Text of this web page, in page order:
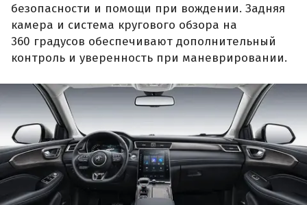
безопасности и помощи при вождении. Задняя
камера и система кругового обзора на
360 градусов обеспечивают дополнительный
контроль и уверенность при маневрировании.